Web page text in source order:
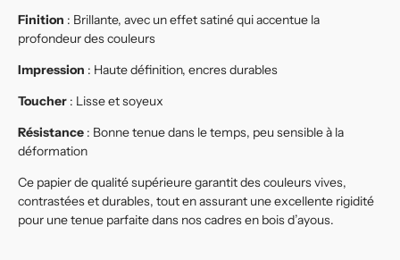
Finition : Brillante, avec un effet satiné qui accentue la
profondeur des couleurs
Impression : Haute définition, encres durables
Toucher : Lisse et soyeux
Résistance : Bonne tenue dans le temps, peu sensible à la
déformation
Ce papier de qualité supérieure garantit des couleurs vives,
contrastées et durables, tout en assurant une excellente rigidité
pour une tenue parfaite dans nos cadres en bois d’ayous.